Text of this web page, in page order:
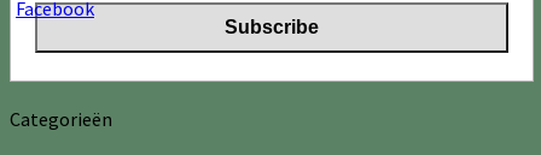
Categorieën